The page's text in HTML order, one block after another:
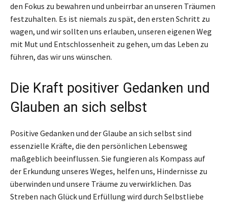
den Fokus zu bewahren und unbeirrbar an unseren Träumen
festzuhalten. Es ist niemals zu spät, den ersten Schritt zu
wagen, und wir sollten uns erlauben, unseren eigenen Weg
mit Mut und Entschlossenheit zu gehen, um das Leben zu
führen, das wir uns wünschen.
Die Kraft positiver Gedanken und
Glauben an sich selbst
Positive Gedanken und der Glaube an sich selbst sind
essenzielle Kräfte, die den persönlichen Lebensweg
maßgeblich beeinflussen. Sie fungieren als Kompass auf
der Erkundung unseres Weges, helfen uns, Hindernisse zu
überwinden und unsere Träume zu verwirklichen. Das
Streben nach Glück und Erfüllung wird durch Selbstliebe